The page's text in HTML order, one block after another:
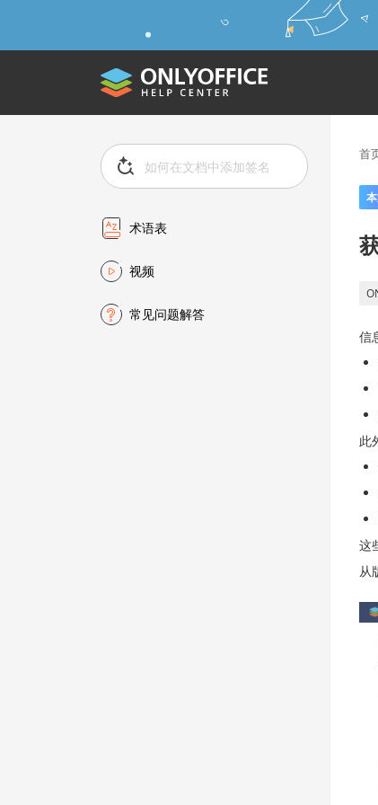
术语表
视频
常见问题解答
首
信
此
这
从